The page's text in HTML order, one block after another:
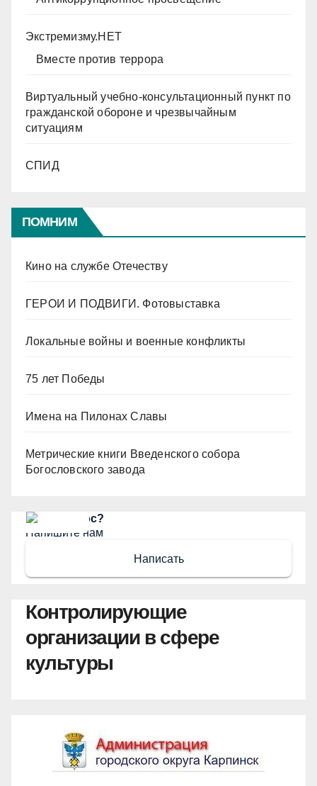
Экстремизму.НЕТ
Вместе против террора
Виртуальный учебно-консультационный пункт по
гражданской обороне и чрезвычайным
ситуациям
СПИД
ПОМНИМ
Кино на службе Отечеству
ГЕРОИ И ПОДВИГИ. Фотовыставка
Локальные войны и военные конфликты
75 лет Победы
Имена на Пилонах Славы
Метрические книги Введенского собора
Богословского завода
Есть вопрос?
Напишите нам
Написать
Контролирующие
организации в сфере
культуры